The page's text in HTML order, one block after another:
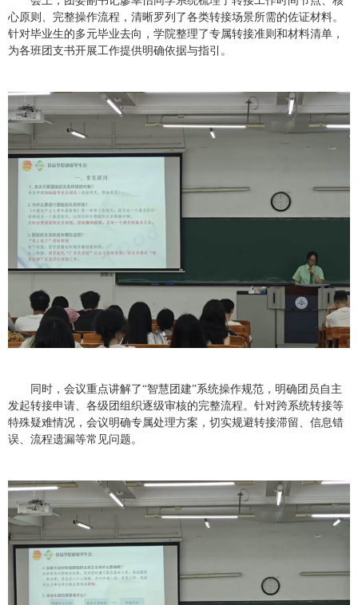
心原则、完整操作流程，清晰罗列了各类转接场景所需的佐证材料。
针对毕业生的多元毕业去向，学院整理了专属转接准则和材料清单，
为各班团支书开展工作提供明确依据与指引。
同时，会议重点讲解了“智慧团建”系统操作规范，明确团员自主
发起转接申请、各级团组织逐级审核的完整流程。针对跨系统转接等
特殊疑难情况，会议明确专属处理方案，切实规避转接滞留、信息错
误、流程遗漏等常见问题。